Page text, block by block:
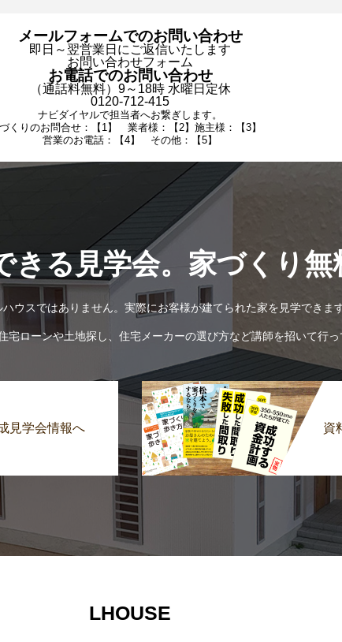
メールフォームでのお問い合わせ
即日～翌営業日にご返信いたします
お問い合わせフォーム
お電話でのお問い合わせ
（通話料無料）9～18時 水曜日定休
0120-712-415
ナビダイヤルで担当者へお繋ぎします。
くりのお問合せ：【1】 業者様：【2】施主様：【3】
営業のお電話：【4】 その他：【5】
る見学会。家づくり無
ウスではありません。実際にお客様が建てられた家を見学できます
宅ローンや土地探し、住宅メーカーの選び方など講師を招いて行っ
見学会情報へ 資
LHOUSE